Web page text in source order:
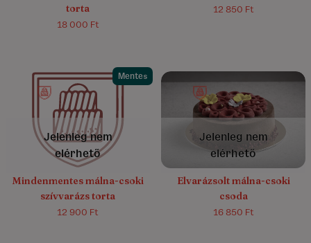
torta
18 000 Ft
12 850 Ft
Mentes
4.7/5
(56)
Jelenleg nem
elérhető
Mindenmentes málna-csoki
szívvarázs torta
12 900 Ft
4.9/5
(8)
Jelenleg nem
elérhető
Elvarázsolt málna-csoki
csoda
16 850 Ft